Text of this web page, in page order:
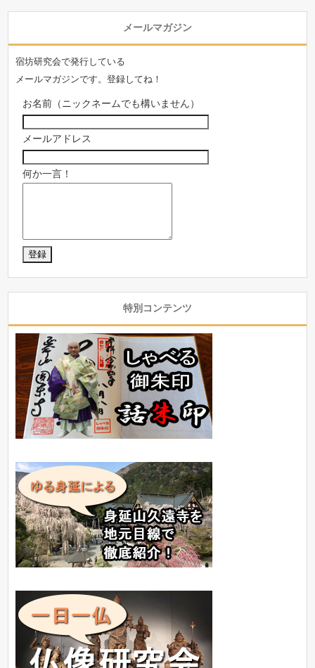
メールマガジン
宿坊研究会で発行している
メールマガジンです。登録してね！
お名前（ニックネームでも構いません）
メールアドレス
何か一言！
特別コンテンツ